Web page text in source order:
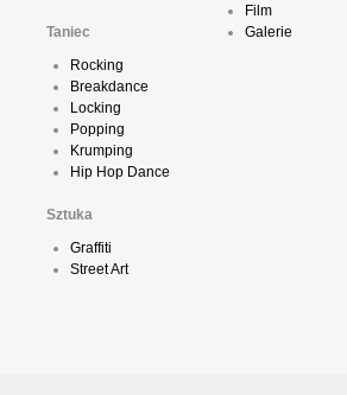
Taniec
Rocking
Breakdance
Locking
Popping
Krumping
Hip Hop Dance
Sztuka
Graffiti
Street Art
Film
Galerie